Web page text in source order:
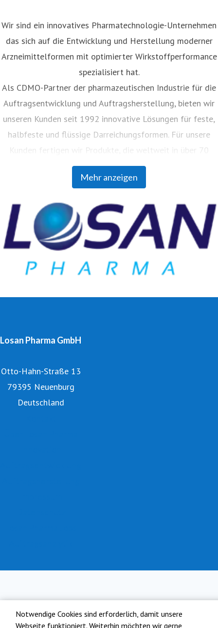
Notwendige Cookies sind erforderlich, damit unsere
Webseite funktioniert. Weiterhin möchten wir gerne
Mehr anzeigen
Wir sind ein innovatives Pharmatechnologie-Unternehmen
das sich auf die Entwicklung und Herstellung moderner
Arzneimittelformen mit optimierter Wirkstoffperformance
spezialisiert hat.
Als CDMO-Partner der pharmazeutischen Industrie für die
Auftragsentwicklung und Auftragsherstellung, bieten wir
unseren Kunden seit 1992 innovative Lösungen für feste,
halbfeste und flüssige Darreichungsformen. Für unsere
Ländern vertrieben werden. Mit unserer Auftragsanalytik
unterstützen wir Pharmaunternehmen jeder Größe bei
hin zur Methodenentwicklung und -validierung.
Losan Pharma GmbH
Otto-Hahn-Straße 13
79395 Neuenburg
Deutschland